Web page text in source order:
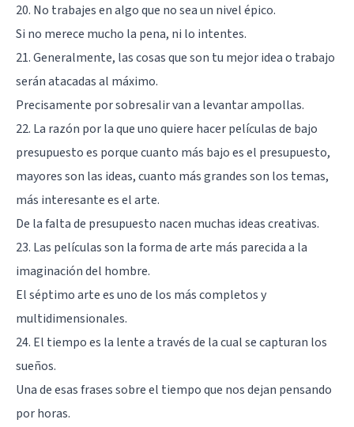
20. No trabajes en algo que no sea un nivel épico.
Si no merece mucho la pena, ni lo intentes.
21. Generalmente, las cosas que son tu mejor idea o trabajo
serán atacadas al máximo.
Precisamente por sobresalir van a levantar ampollas.
22. La razón por la que uno quiere hacer películas de bajo
presupuesto es porque cuanto más bajo es el presupuesto,
mayores son las ideas, cuanto más grandes son los temas,
más interesante es el arte.
De la falta de presupuesto nacen muchas ideas creativas.
23. Las películas son la forma de arte más parecida a la
imaginación del hombre.
El séptimo arte es uno de los más completos y
multidimensionales.
24. El tiempo es la lente a través de la cual se capturan los
sueños.
Una de esas frases sobre el tiempo que nos dejan pensando
por horas.